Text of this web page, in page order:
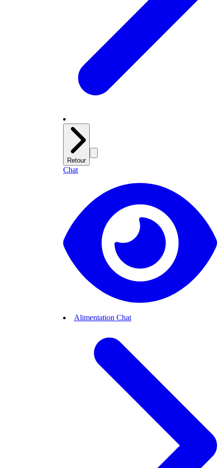
Retour
Chat
Alimentation Chat